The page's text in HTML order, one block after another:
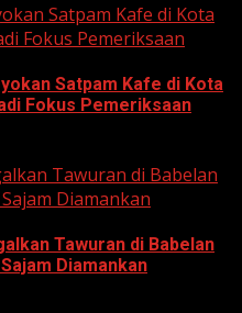
Satpam Kafe di Kota
Fokus Pemeriksaan
Satpam Kafe di Kota
Fokus Pemeriksaan
Tawuran di Babelan
Diamankan
Tawuran di Babelan
Diamankan